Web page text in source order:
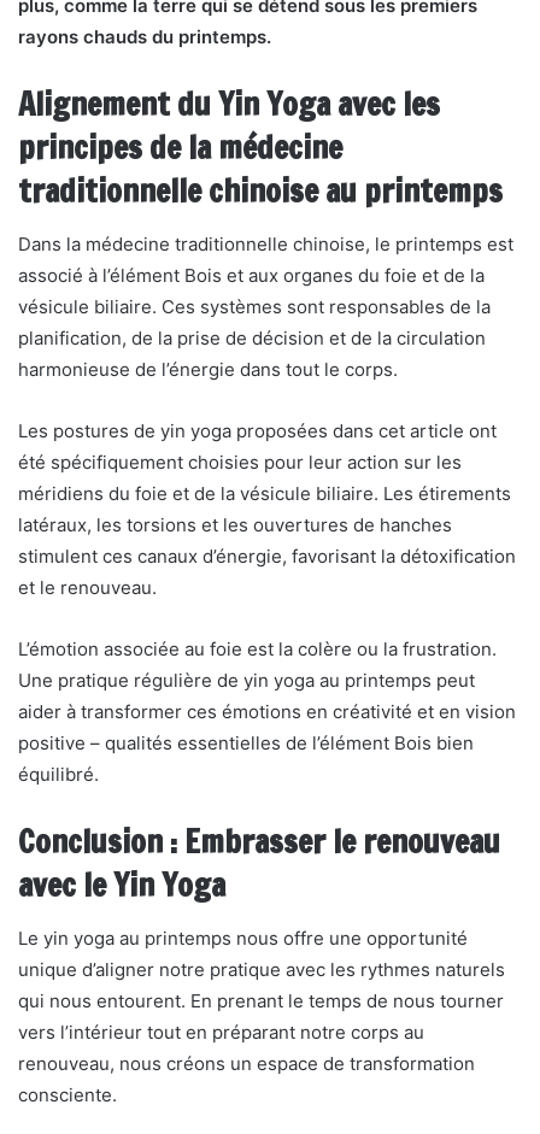
plus, comme la terre qui se détend sous les premiers
rayons chauds du printemps.
Alignement du Yin Yoga avec les
principes de la médecine
traditionnelle chinoise au printemps
Dans la médecine traditionnelle chinoise, le printemps est
associé à l’élément Bois et aux organes du foie et de la
vésicule biliaire. Ces systèmes sont responsables de la
planification, de la prise de décision et de la circulation
harmonieuse de l’énergie dans tout le corps.
Les postures de yin yoga proposées dans cet article ont
été spécifiquement choisies pour leur action sur les
méridiens du foie et de la vésicule biliaire. Les étirements
latéraux, les torsions et les ouvertures de hanches
stimulent ces canaux d’énergie, favorisant la détoxification
et le renouveau.
L’émotion associée au foie est la colère ou la frustration.
Une pratique régulière de yin yoga au printemps peut
aider à transformer ces émotions en créativité et en vision
positive – qualités essentielles de l’élément Bois bien
équilibré.
Conclusion : Embrasser le renouveau
avec le Yin Yoga
Le yin yoga au printemps nous offre une opportunité
unique d’aligner notre pratique avec les rythmes naturels
qui nous entourent. En prenant le temps de nous tourner
vers l’intérieur tout en préparant notre corps au
renouveau, nous créons un espace de transformation
consciente.